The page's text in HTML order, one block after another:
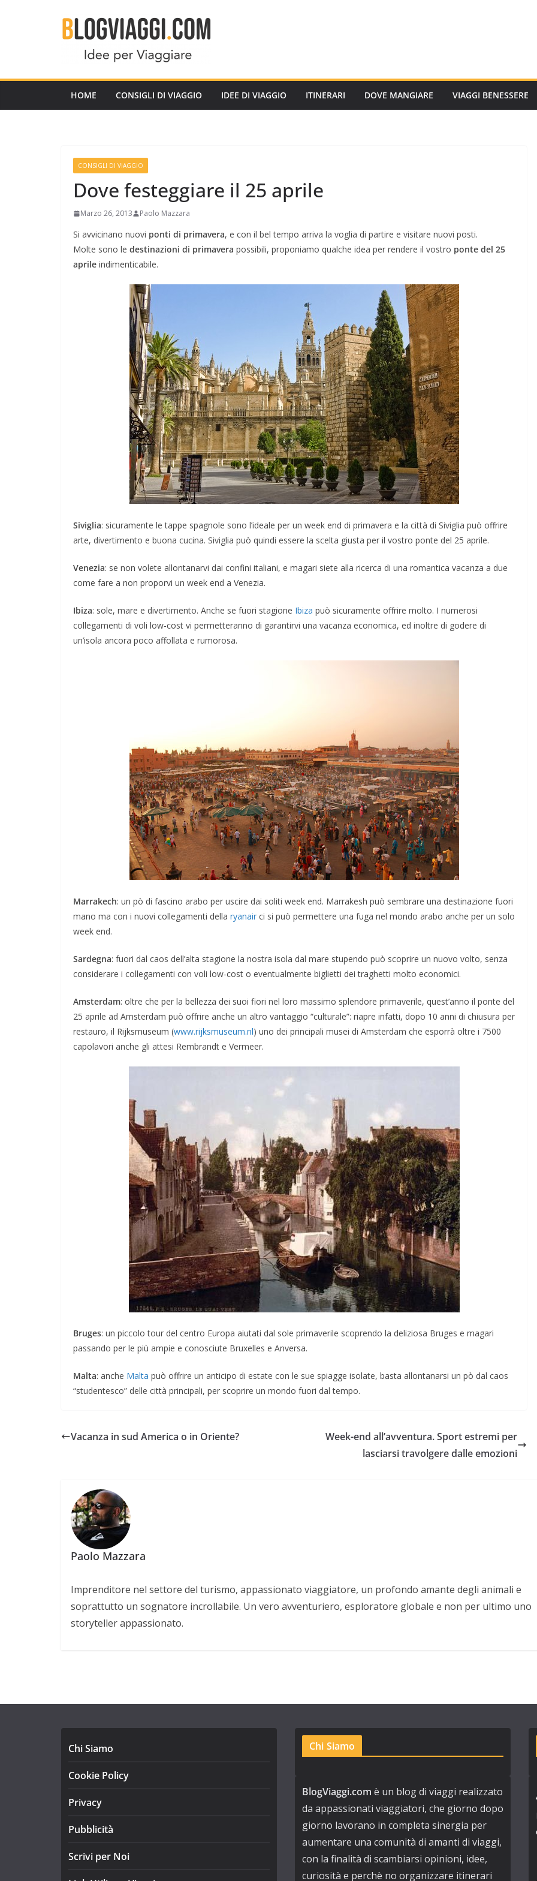
HOME CONSIGLI DI VIAGGIO IDEE DI VIAGGIO ITINERARI DOVE MANGIARE VIAGGI BENESSERE
CONSIGLI DI VIAGGIO
Dove festeggiare il 25 aprile
Marzo 26, 2013 Paolo Mazzara
Si avvicinano nuovi ponti di primavera, e con il bel tempo arriva la voglia di partire e visitare nuovi posti.
Molte sono le destinazioni di primavera possibili, proponiamo qualche idea per rendere il vostro ponte del 25
aprile indimenticabile.
Siviglia: sicuramente le tappe spagnole sono l’ideale per un week end di primavera e la città di Siviglia può offrire
arte, divertimento e buona cucina. Siviglia può quindi essere la scelta giusta per il vostro ponte del 25 aprile.
Venezia: se non volete allontanarvi dai confini italiani, e magari siete alla ricerca di una romantica vacanza a due
come fare a non proporvi un week end a Venezia.
Ibiza: sole, mare e divertimento. Anche se fuori stagione Ibiza può sicuramente offrire molto. I numerosi
collegamenti di voli low-cost vi permetteranno di garantirvi una vacanza economica, ed inoltre di godere di
un’isola ancora poco affollata e rumorosa.
Marrakech: un pò di fascino arabo per uscire dai soliti week end. Marrakesh può sembrare una destinazione fuori
mano ma con i nuovi collegamenti della ryanair ci si può permettere una fuga nel mondo arabo anche per un solo
week end.
Sardegna: fuori dal caos dell’alta stagione la nostra isola dal mare stupendo può scoprire un nuovo volto, senza
considerare i collegamenti con voli low-cost o eventualmente biglietti dei traghetti molto economici.
Amsterdam: oltre che per la bellezza dei suoi fiori nel loro massimo splendore primaverile, quest’anno il ponte del
25 aprile ad Amsterdam può offrire anche un altro vantaggio “culturale”: riapre infatti, dopo 10 anni di chiusura per
restauro, il Rijksmuseum (www.rijksmuseum.nl) uno dei principali musei di Amsterdam che esporrà oltre i 7500
capolavori anche gli attesi Rembrandt e Vermeer.
Bruges: un piccolo tour del centro Europa aiutati dal sole primaverile scoprendo la deliziosa Bruges e magari
passando per le più ampie e conosciute Bruxelles e Anversa.
Malta: anche Malta può offrire un anticipo di estate con le sue spiagge isolate, basta allontanarsi un pò dal caos
“studentesco” delle città principali, per scoprire un mondo fuori dal tempo.
Vacanza in sud America o in Oriente?
Week-end all’avventura. Sport estremi per
lasciarsi travolgere dalle emozioni
Paolo Mazzara
Imprenditore nel settore del turismo, appassionato viaggiatore, un profondo amante degli animali e
soprattutto un sognatore incrollabile. Un vero avventuriero, esploratore globale e non per ultimo uno
storyteller appassionato.
I Migliori Ristoranti di
Tipici alle Fusioni
Gourmet
Febbraio 4, 2024 Redazione BlogViaggi.com
DOVE MANGIARE
Londra 2026: Dove
Mangiare
Marzo 18, 2026 Redazione BlogViaggi.com
Chi Siamo
Cookie Policy
Privacy
Pubblicità
Scrivi per Noi
Chi Siamo
BlogViaggi.com è un blog di viaggi realizzato
da appassionati viaggiatori, che giorno dopo
giorno lavorano in completa sinergia per
aumentare una comunità di amanti di viaggi,
con la finalità di scambiarsi opinioni, idee,
curiosità e perchè no organizzare itinerari